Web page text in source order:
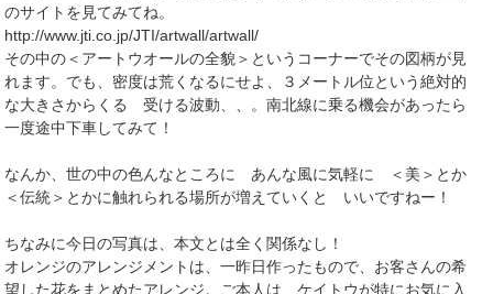
のサイトを見てみてね。
http://www.jti.co.jp/JTI/artwall/artwall/
その中の＜アートウオールの全貌＞というコーナーでその図柄が見
れます。でも、密度は荒くなるにせよ、３メートル位という絶対的
な大きさからくる 受ける波動、、。南北線に乗る機会があったら
一度途中下車してみて！
なんか、世の中の色んなところに あんな風に気軽に ＜美＞とか
＜伝統＞とかに触れられる場所が増えていくと いいですねー！
ちなみに今日の写真は、本文とは全く関係なし！
オレンジのアレンジメントは、一昨日作ったもので、お客さんの希
望した花をまとめたアレンジ。ご本人は、ケイトウが特にお気に入